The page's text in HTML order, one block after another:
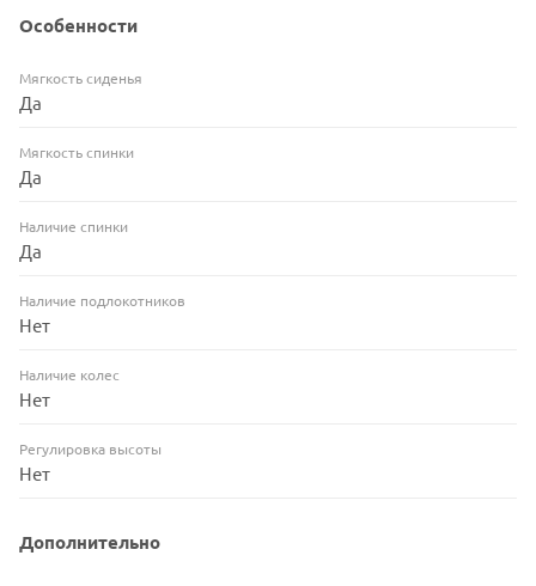
Особенности
Мягкость сиденья
Да
Мягкость спинки
Да
Наличие спинки
Да
Наличие подлокотников
Нет
Наличие колес
Нет
Регулировка высоты
Нет
Дополнительно